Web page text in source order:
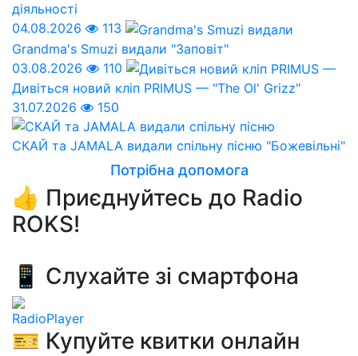
діяльності
04.08.2026
113
Grandma's Smuzi видали "Заповіт"
03.08.2026
110
Дивіться новий кліп PRIMUS — "The Ol' Grizz"
31.07.2026
150
СКАЙ та JAMALA видали спільну пісню "Божевільні"
Потрібна допомога
👍 Приєднуйтесь до Radio
ROKS!
📱 Слухайте зі смартфона
RadioPlayer
🎫 Купуйте квитки онлайн